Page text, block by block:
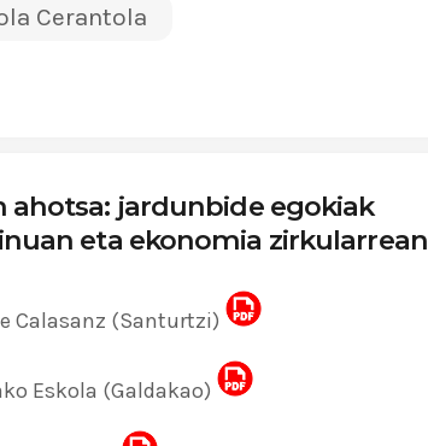
Cerantola
ahotsa: jardunbide egokiak
eta ekonomia zirkularrean
Calasanz (Santurtzi)
Eskola (Galdakao)